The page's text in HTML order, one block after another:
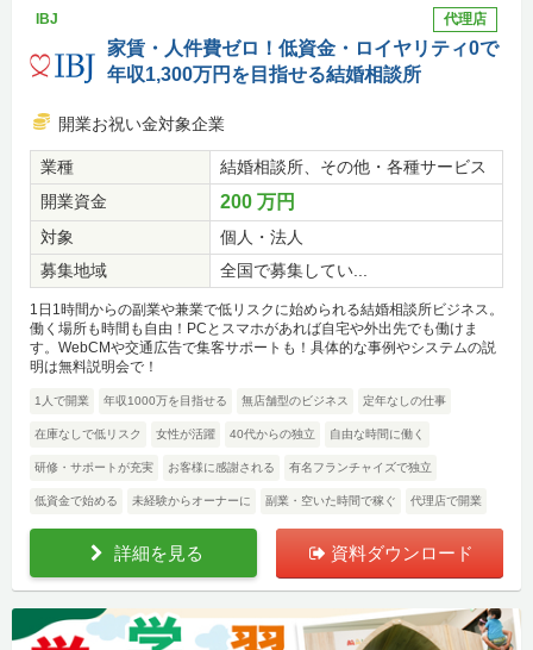
IBJ 代理店
家賃・人件費ゼロ！低資金・ロイヤリティ0で
年収1,300万円を目指せる結婚相談所
開業お祝い金対象企業
業種
結婚相談所、その他・各種サービス
開業資金
200 万円
対象
個人・法人
募集地域
全国で募集してい...
1日1時間からの副業や兼業で低リスクに始められる結婚相談所ビジネス。
働く場所も時間も自由！PCとスマホがあれば自宅や外出先でも働けま
す。WebCMや交通広告で集客サポートも！具体的な事例やシステムの説
明は無料説明会で！
1人で開業 年収1000万を目指せる 無店舗型のビジネス 定年なしの仕事
在庫なしで低リスク 女性が活躍 40代からの独立 自由な時間に働く
研修・サポートが充実 お客様に感謝される 有名フランチャイズで独立
低資金で始める 未経験からオーナーに 副業・空いた時間で稼ぐ 代理店で開業
詳細を見る 資料ダウンロード